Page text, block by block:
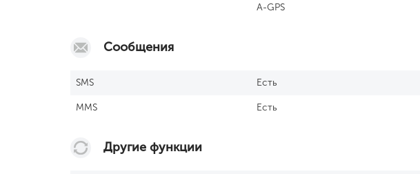
A-GPS
Сообщения
SМS Есть
MMS Есть
Другие функции